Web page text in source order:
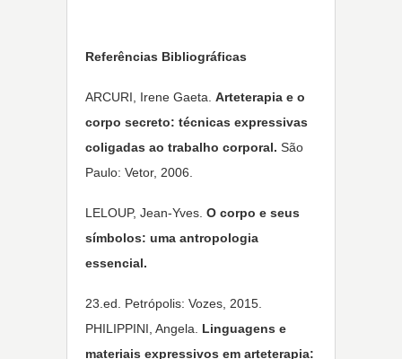
Referências Bibliográficas
ARCURI, Irene Gaeta. Arteterapia e o
corpo secreto: técnicas expressivas
coligadas ao trabalho corporal. São
Paulo: Vetor, 2006.
LELOUP, Jean-Yves. O corpo e seus
símbolos: uma antropologia
essencial.
23.ed. Petrópolis: Vozes, 2015.
PHILIPPINI, Angela. Linguagens e
materiais expressivos em arteterapia: